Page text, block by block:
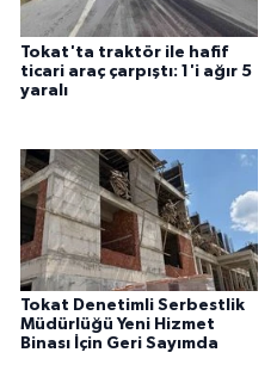
Tokat'ta traktör ile hafif
ticari araç çarpıştı: 1'i ağır 5
yaralı
Tokat Denetimli Serbestlik
Müdürlüğü Yeni Hizmet
Binası İçin Geri Sayımda